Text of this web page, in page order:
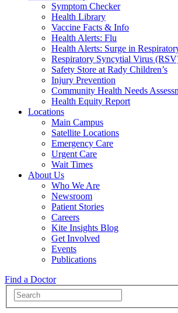
Symptom Checker
Health Library
Vaccine Facts & Info
Health Alerts: Flu
Health Alerts: Surge in
Respiratory Syncytial Virus
Safety Store at Rady Children’s
Injury Prevention
Community Health Needs
Health Equity Report
Locations
Main Campus
Satellite Locations
Emergency Care
Urgent Care
Wait Times
About Us
Who We Are
Newsroom
Patient Stories
Careers
Kite Insights Blog
Get Involved
Events
Publications
Find a Doctor